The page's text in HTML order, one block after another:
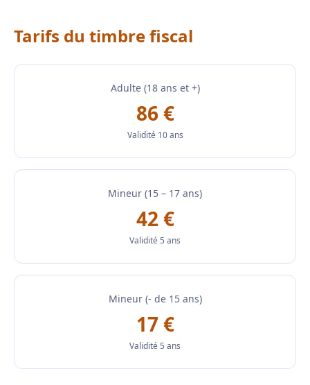
Tarifs du timbre fiscal
Adulte (18 ans et +)
86 €
Validité 10 ans
Mineur (15 – 17 ans)
42 €
Validité 5 ans
Mineur (- de 15 ans)
17 €
Validité 5 ans